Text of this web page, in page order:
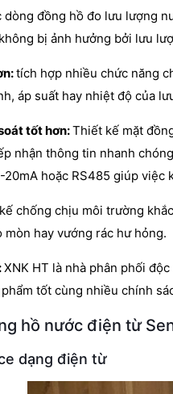
đồng hồ đo lưu lượng
bị ảnh hưởng bởi lưu
tích hợp nhiều chức năng
áp suất hay nhiệt độ của
tốt hơn:Thiết kế mặt
nhận thông tin nhanh
hoặc RS485 giúp việc
chống chịu môi trường
hay vướng rác hư hỏng.
XNK HT là nhà phân phối
tốt cùng nhiều chính
hồ nước điện từ
dạng điện từ